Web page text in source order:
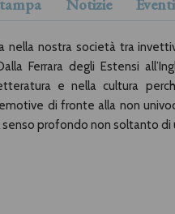
Notizie Eventi
nella nostra società tra
Ferrara degli Estensi
e nella cultura
di fronte alla non
profondo non soltanto di